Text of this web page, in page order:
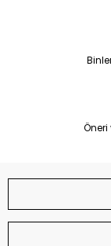
Öneri